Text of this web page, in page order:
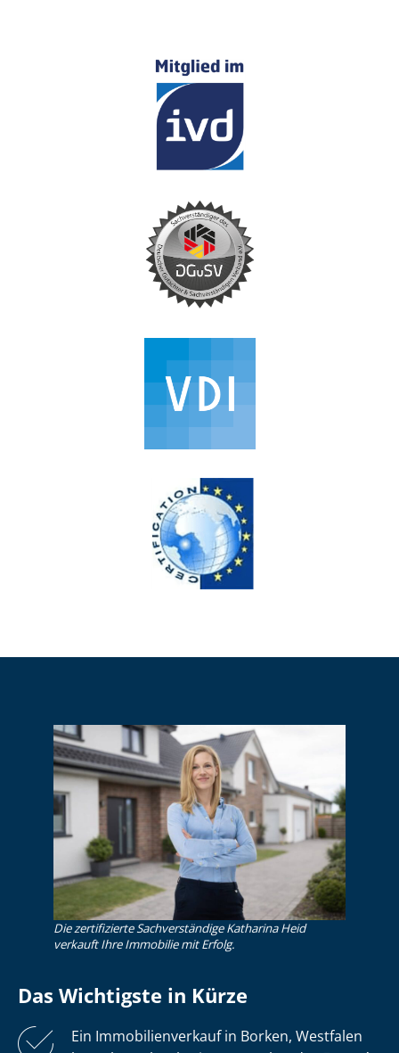
Die zertifizierte Sachverständige Katharina Heid
verkauft Ihre Immobilie mit Erfolg.
Das Wichtigste in Kürze
Ein Im­mo­bi­li­en­ver­kauf in Borken, Westfalen